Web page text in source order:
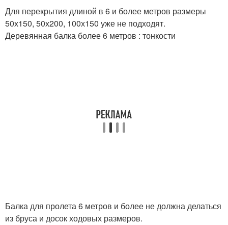
Для перекрытия длиной в 6 и более метров размеры
50х150, 50х200, 100х150 уже не подходят.
Деревянная балка более 6 метров : тонкости
Балка для пролета 6 метров и более не должна делаться
из бруса и досок ходовых размеров.